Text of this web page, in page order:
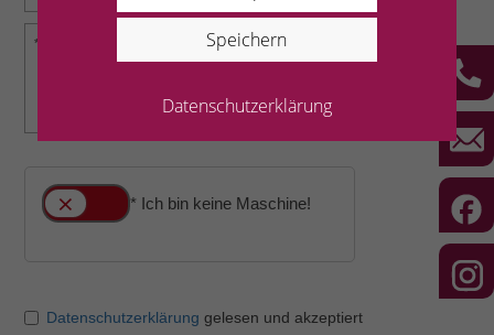
Speichern
Datenschutzerklärung